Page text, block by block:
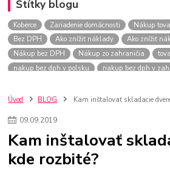
Štítky blogu
Koberce Zariadenie domácnosti
Nákup
Bez DPH
Ako znížiť náklady
Ako znížiť
Nákup bez DPH
Nákup zo zahraničia
nakup bez dph v polsku
nakup bez dph v
nakupovanie na firmu bez dph
szco nakup
zlaté doplnky
Drezové batérie
Umyvadlové batérie
Drez so zásuvko
Drezy
Úvod BLOG Kam inštalovať skladacie
09.09.2019
Kam inštalovať
kde rozbité?